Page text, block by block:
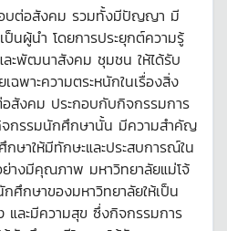
บต่อสังคม รวมทั้งมีปัญญา มี
นผู้นำ โดยการประยุกต์ความรู้
ละพัฒนาสังคม ชุมชน ให้ได้รับ
ฉพาะความตระหนักในเรื่องสิ่ง
สังคม ประกอบกับกิจกรรมการ
จกรรมนักศึกษานั้น มีความสำคัญ
ษาให้มีทักษะและประสบการณ์ใน
ย่างมีคุณภาพ มหาวิทยาลัยแม่โจ้
ศึกษาของมหาวิทยาลัยให้เป็น
ละมีความสุข ซึ่งกิจกรรมการ